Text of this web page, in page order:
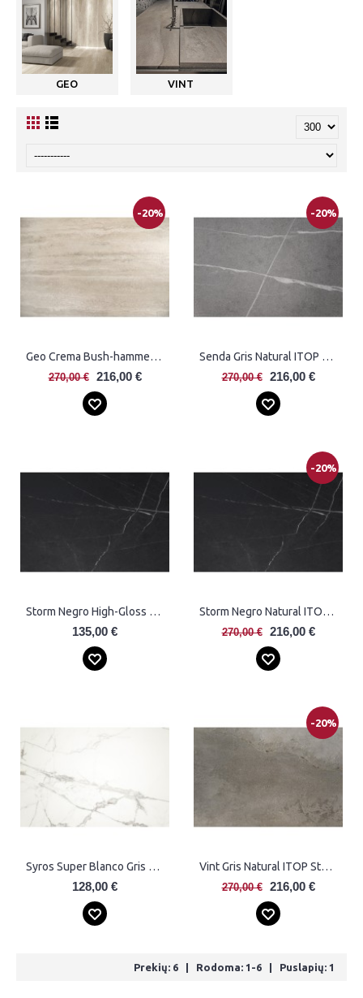
GEO VINT
-20%
Geo Crema Bush-hammered ITOP Stalviršis
270,00 € 216,00 €
-20%
Senda Gris Natural ITOP Stalviršis Plytelės
270,00 € 216,00 €
Storm Negro High-Gloss Polished Plytelės
135,00 €
-20%
Storm Negro Natural ITOP Stalviršis Plytelės
270,00 € 216,00 €
Syros Super Blanco Gris Natural Plytelės
128,00 €
-20%
Vint Gris Natural ITOP Stalviršis
270,00 € 216,00 €
Prekių: 6 | Rodoma: 1-6 | Puslapių: 1